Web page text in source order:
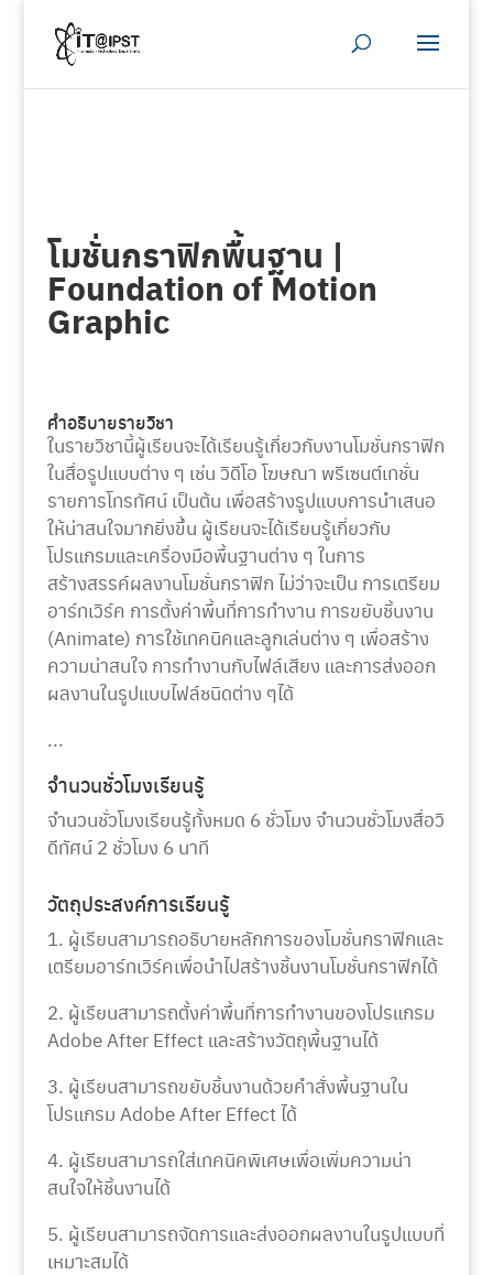
โมชั่นกราฟิกพื้นฐาน |
Foundation of Motion
Graphic
คำอธิบายรายวิชา
ในรายวิชานี้ผู้เรียนจะได้เรียนรู้เกี่ยวกับงานโมชั่นกราฟิก
ในสื่อรูปแบบต่าง ๆ เช่น วิดีโอ โฆษณา พรีเซนต์เทชั่น
รายการโทรทัศน์ เป็นต้น เพื่อสร้างรูปแบบการนำเสนอ
ให้น่าสนใจมากยิ่งขึ้น ผู้เรียนจะได้เรียนรู้เกี่ยวกับ
โปรแกรมและเครื่องมือพื้นฐานต่าง ๆ ในการ
สร้างสรรค์ผลงานโมชั่นกราฟิก ไม่ว่าจะเป็น การเตรียม
อาร์ทเวิร์ค การตั้งค่าพื้นที่การทำงาน การขยับชิ้นงาน
(Animate) การใช้เทคนิคและลูกเล่นต่าง ๆ เพื่อสร้าง
ความน่าสนใจ การทำงานกับไฟล์เสียง และการส่งออก
ผลงานในรูปแบบไฟล์ชนิดต่าง ๆได้
...
จำนวนชั่วโมงเรียนรู้
จำนวนชั่วโมงเรียนรู้ทั้งหมด 6 ชั่วโมง จำนวนชั่วโมงสื่อวิ
ดีทัศน์ 2 ชั่วโมง 6 นาที
วัตถุประสงค์การเรียนรู้
1. ผู้เรียนสามารถอธิบายหลักการของโมชั่นกราฟิกและ
เตรียมอาร์ทเวิร์คเพื่อนำไปสร้างชิ้นงานโมชั่นกราฟิกได้
2. ผู้เรียนสามารถตั้งค่าพื้นที่การทำงานของโปรแกรม
Adobe After Effect และสร้างวัตถุพื้นฐานได้
3. ผู้เรียนสามารถขยับชิ้นงานด้วยคำสั่งพื้นฐานใน
โปรแกรม Adobe After Effect ได้
4. ผู้เรียนสามารถใส่เทคนิคพิเศษเพื่อเพิ่มความน่า
สนใจให้ชิ้นงานได้
5. ผู้เรียนสามารถจัดการและส่งออกผลงานในรูปแบบที่
เหมาะสมได้